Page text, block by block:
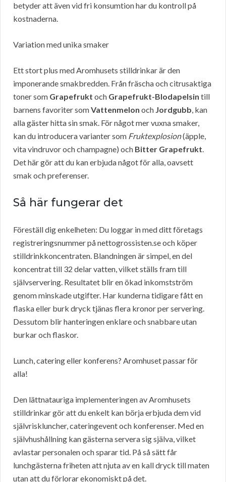
betyder att även vid fri konsumtion har du kontroll på
kostnaderna.
Variation med unika smaker
Ett stort plus med Aromhusets stilldrinkar är den
imponerande smakbredden. Från fräscha och citrusaktiga
toner som Grapefrukt och Grapefrukt-Blodapelsin till
barnens favoriter somVattenmelon och Jordgubb, kan
alla gäster hitta sin smak. För något mer vuxna smaker,
kan du introducera varianter som Fruktexplosion(äpple,
vita vindruvor och champagne) och Bitter Grapefrukt.
Det här gör att du kan erbjuda något för alla, oavsett
smak och preferenser.
Så här fungerar det
Föreställ dig enkelheten: Du loggar in med ditt företags
registreringsnummer på nettogrossisten.se och köper
stilldrinkkoncentraten. Blandningen är simpel, en del
koncentrat till 32 delar vatten, vilket ställs fram till
självservering. Resultatet blir en ökad inkomstström
genom minskade utgifter. Har kunderna tidigare fått en
flaska eller burk dryck tjänas flera kronor per servering.
Dessutom blir hanteringen enklare och snabbare utan
burkar och flaskor.
Lunch, catering eller konferens? Aromhuset passar för
alla!
Den lättnatauriga implementeringen av Aromhusets
stilldrinkar gör att du enkelt kan börja erbjuda dem vid
självriskluncher, cateringevent och konferenser. Med en
självhushållning kan gästerna servera sig själva, vilket
avlastar personalen och sparar tid. På så sätt får
lunchgästerna friheten att njuta av en kall dryck till maten
utan att du förlorar ekonomiskt på det.